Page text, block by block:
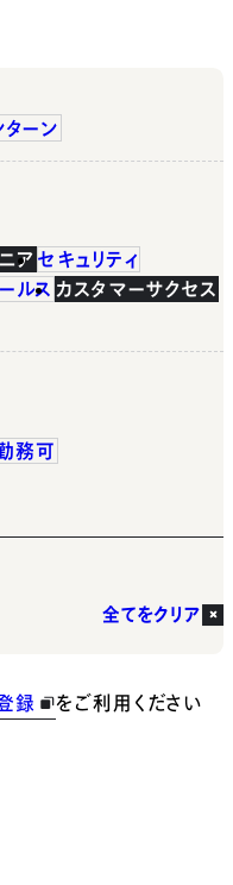
ーン
ア セキュリティ
ルス カスタマーサクセス
務可
全てをクリア
録 をご利用ください